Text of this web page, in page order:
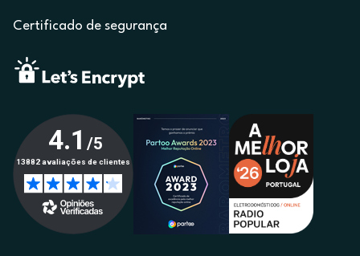
Certificado de segurança